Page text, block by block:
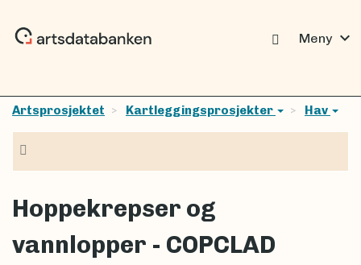
Meny expand_more
Artsprosjektet Kartleggingsprosjekter Hav
Hoppekrepser og
vannlopper - COPCLAD